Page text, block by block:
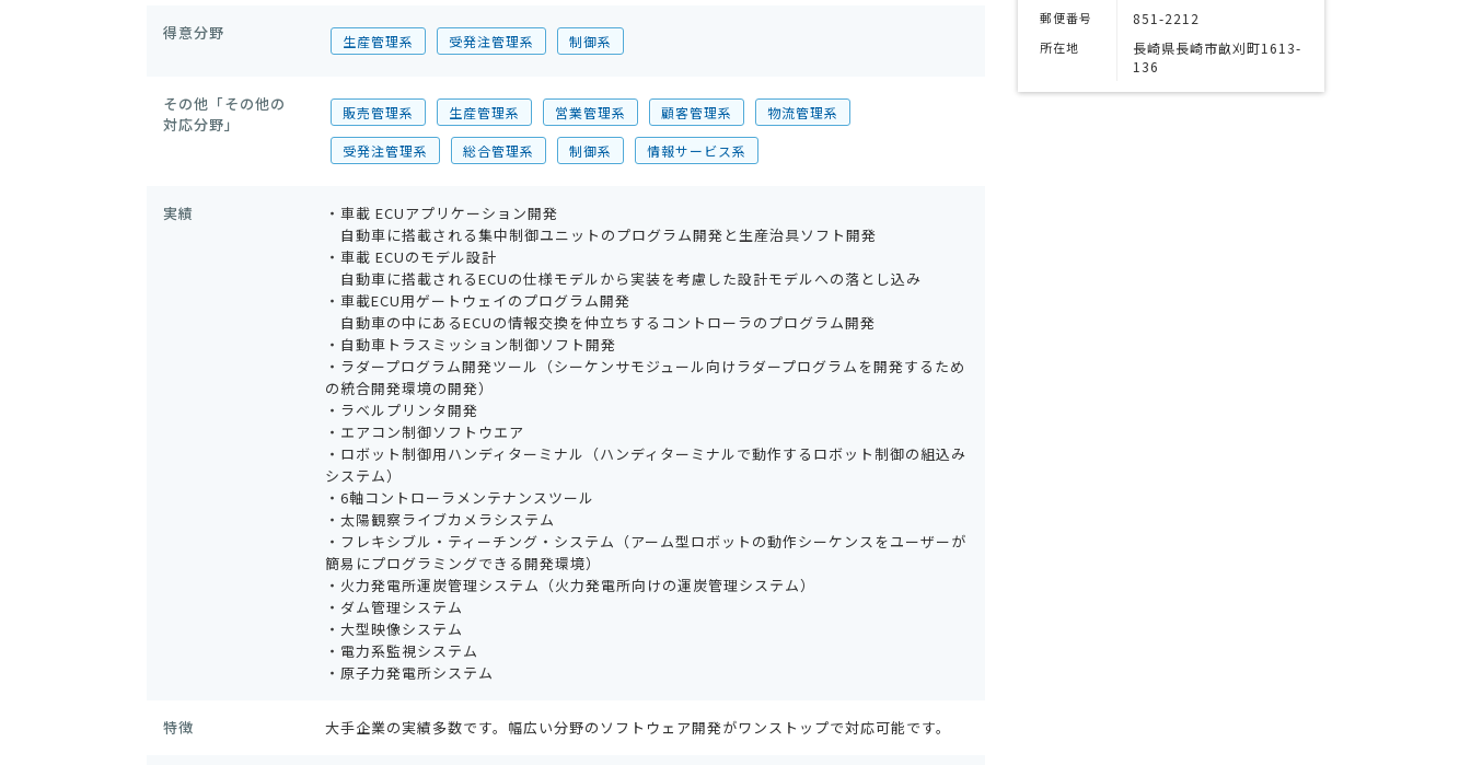
得意分野 生産管理系 受発注管理系 制御系
その他「その他の
対応分野」
販売管理系 生産管理系 営業管理系 顧客管理系 物流管理系
受発注管理系 総合管理系 制御系 情報サービス系
実績
・車載 ECUアプリケーション開発
自動車に搭載される集中制御ユニットのプログラム開発と生産治具ソフト開発
・車載 ECUのモデル設計
自動車に搭載されるECUの仕様モデルから実装を考慮した設計モデルへの落とし込み
・車載ECU用ゲートウェイのプログラム開発
自動車の中にあるECUの情報交換を仲立ちするコントローラのプログラム開発
・自動車トラスミッション制御ソフト開発
・ラダープログラム開発ツール（シーケンサモジュール向けラダープログラムを開発するため
の統合開発環境の開発）
・ラベルプリンタ開発
・エアコン制御ソフトウエア
・ロボット制御用ハンディターミナル（ハンディターミナルで動作するロボット制御の組込み
システム）
・6軸コントローラメンテナンスツール
・太陽観察ライブカメラシステム
・フレキシブル・ティーチング・システム（アーム型ロボットの動作シーケンスをユーザーが
簡易にプログラミングできる開発環境）
・火力発電所運炭管理システム（火力発電所向けの運炭管理システム）
・ダム管理システム
・大型映像システム
・電力系監視システム
・原子力発電所システム
特徴 大手企業の実績多数です。幅広い分野のソフトウェア開発がワンストップで対応可能です。
郵便番号 851-2212
所在地
長崎県長崎市畝刈町1613-
136